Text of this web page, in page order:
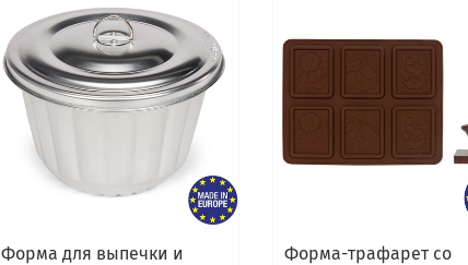
Форма для выпечки и
Форма-трафарет со